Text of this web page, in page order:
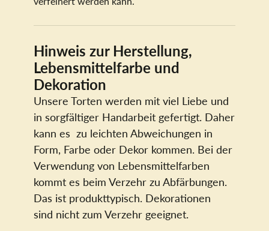
Hinweis zur Herstellung,
Lebensmittelfarbe und
Dekoration
Unsere Torten werden mit viel Liebe und
in sorgfältiger Handarbeit gefertigt. Daher
kann es zu leichten Abweichungen in
Form, Farbe oder Dekor kommen. Bei der
Verwendung von Lebensmittelfarben
kommt es beim Verzehr zu Abfärbungen.
Das ist produkttypisch. Dekorationen
sind nicht zum Verzehr geeignet.